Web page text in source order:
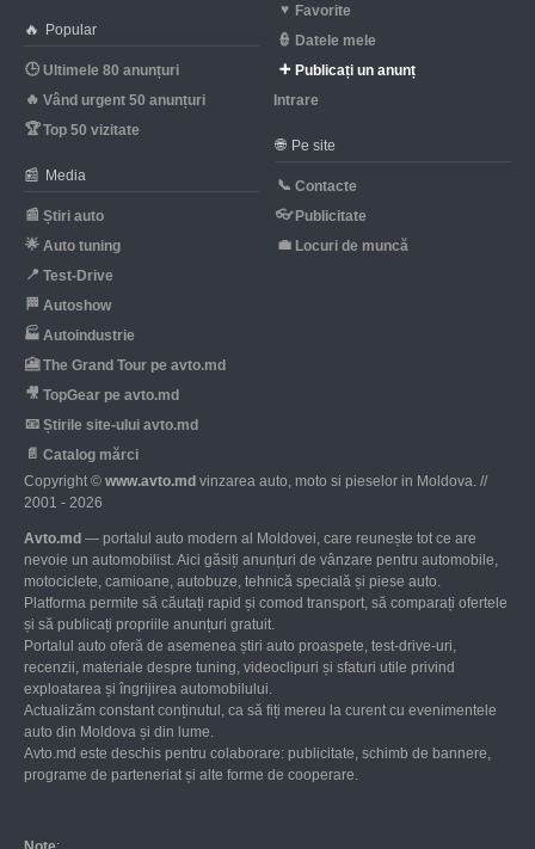
🔥 Popular
🕒 Ultimele 80 anunțuri
🔥 Vând urgent 50 anunțuri
🏆Top 50 vizitate
📰 Media
📰 Știri auto
🌟 Auto tuning
📍 Test-Drive
🏁 Autoshow
🏭 Autoindustrie
🎦 The Grand Tour pe avto.md
🎥 TopGear pe avto.md
📧 Știrile site-ului avto.md
📄 Catalog mărci
♥ Favorite
👮 Datele mele
➕ Publicați un anunț
Intrare
🌐 Pe site
📞 Contacte
👓 Publicitate
💼 Locuri de muncă
Copyright © www.avto.md vinzarea auto, moto si pieselor in Moldova. //
2001 - 2026
Avto.md — portalul auto modern al Moldovei, care reunește tot ce are
nevoie un automobilist. Aici găsiți anunțuri de vânzare pentru automobile,
motociclete, camioane, autobuze, tehnică specială și piese auto.
Platforma permite să căutați rapid și comod transport, să comparați ofertele
și să publicați propriile anunțuri gratuit.
Portalul auto oferă de asemenea știri auto proaspete, test-drive-uri,
recenzii, materiale despre tuning, videoclipuri și sfaturi utile privind
exploatarea și îngrijirea automobilului.
Actualizăm constant conținutul, ca să fiți mereu la curent cu evenimentele
auto din Moldova și din lume.
Avto.md este deschis pentru colaborare: publicitate, schimb de bannere,
programe de parteneriat și alte forme de cooperare.